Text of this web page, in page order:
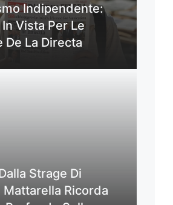
Indipendente:
Vista Per Le
De La Directa
Strage Di
Mattarella Ricorda